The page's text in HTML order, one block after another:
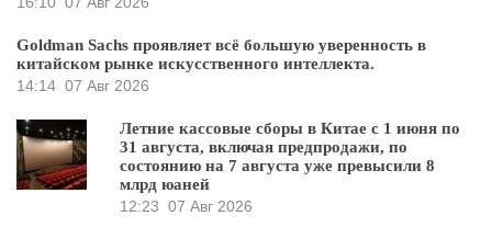
Goldman Sachs проявляет всё большую уверенность в
китайском рынке искусственного интеллекта.
14:14 07 Авг 2026
Летние кассовые сборы в Китае с 1 июня по
31 августа, включая предпродажи, по
состоянию на 7 августа уже превысили 8
млрд юаней
12:23 07 Авг 2026